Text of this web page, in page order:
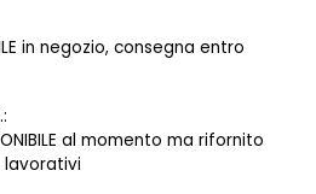
in negozio, consegna entro
al momento ma rifornito
lavorativi